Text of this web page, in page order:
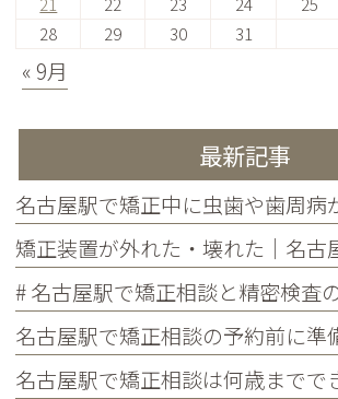
28
29 30 31
« 9月
最新記事